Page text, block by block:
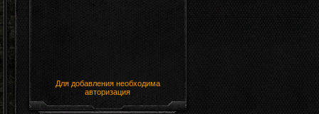
Для добавления необходима
авторизация